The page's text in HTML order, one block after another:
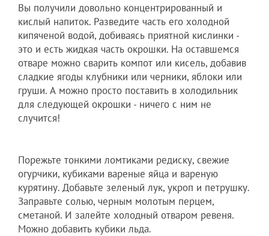
Вы получили довольно концентрированный и
кислый напиток. Разведите часть его холодной
кипяченой водой, добиваясь приятной кислинки -
это и есть жидкая часть окрошки. На оставшемся
отваре можно сварить компот или кисель, добавив
сладкие ягоды клубники или черники, яблоки или
груши. А можно просто поставить в холодильник
для следующей окрошки - ничего с ним не
случится!
Порежьте тонкими ломтиками редиску, свежие
огурчики, кубиками вареные яйца и вареную
курятину. Добавьте зеленый лук, укроп и петрушку.
Заправьте солью, черным молотым перцем,
сметаной. И залейте холодный отваром ревеня.
Можно добавить кубики льда.